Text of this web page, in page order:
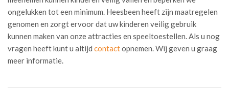
ongelukken tot een minimum. Heesbeen heeft zijn maatregelen
genomen en zorgt ervoor dat uw kinderen veilig gebruik
kunnen maken van onze attracties en speeltoestellen. Als u nog
vragen heeft kunt u altijd contactopnemen. Wij geven u graag
meer informatie.